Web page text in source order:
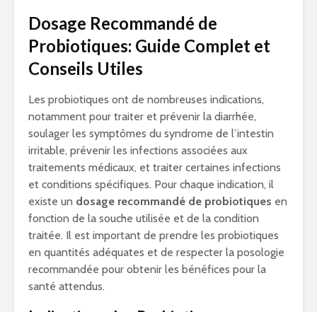
Dosage Recommandé de
Probiotiques: Guide Complet et
Conseils Utiles
Les probiotiques ont de nombreuses indications,
notamment pour traiter et prévenir la diarrhée,
soulager les symptômes du syndrome de l’intestin
irritable, prévenir les infections associées aux
traitements médicaux, et traiter certaines infections
et conditions spécifiques. Pour chaque indication, il
existe un dosage recommandé de probiotiques en
fonction de la souche utilisée et de la condition
traitée. Il est important de prendre les probiotiques
en quantités adéquates et de respecter la posologie
recommandée pour obtenir les bénéfices pour la
santé attendus.